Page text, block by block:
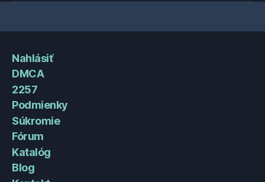
Nahlásiť
DMCA
2257
Podmienky
Súkromie
Fórum
Katalóg
Blog